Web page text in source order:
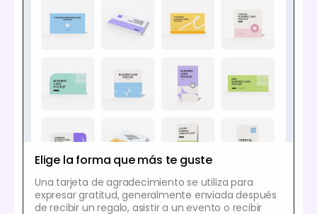
Elige la forma que más te guste
Una tarjeta de agradecimiento se utiliza para
expresar gratitud, generalmente enviada después
de recibir un regalo, asistir a un evento o recibir